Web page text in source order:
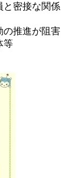
と密接な関係
の推進が阻害
等